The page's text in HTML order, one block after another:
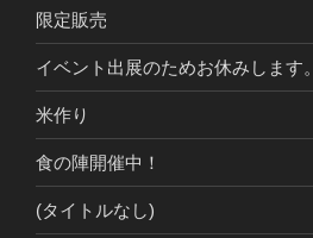
限定販売
イベント出展のためお休みします。
米作り
食の陣開催中！
(タイトルなし)